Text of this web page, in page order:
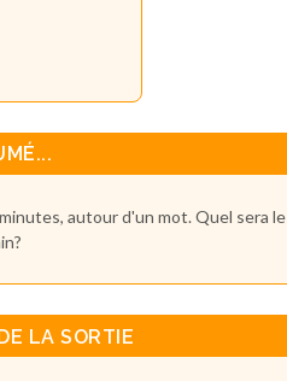
autour d'un mot. Quel sera le
LA SORTIE